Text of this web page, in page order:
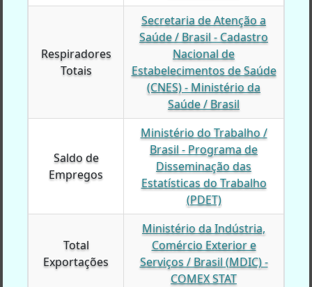
Respiradores
Totais
Secretaria de Atenção a
Saúde / Brasil - Cadastro
Nacional de
Estabelecimentos de Saúde
(CNES) - Ministério da
Saúde / Brasil
Saldo de
Empregos
Ministério do Trabalho /
Brasil - Programa de
Disseminação das
Estatísticas do Trabalho
(PDET)
Total
Exportações
Ministério da Indústria,
Comércio Exterior e
Serviços / Brasil (MDIC) -
COMEX STAT
Respiradores
Totais
Saldo de
Empregos
Total
Exportações